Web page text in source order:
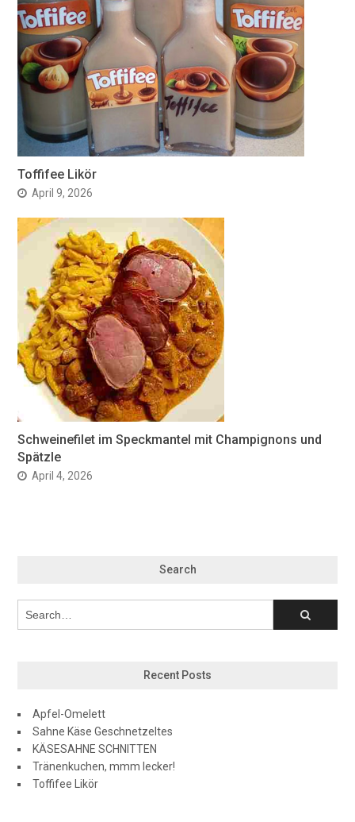
Toffifee Likör
April 9, 2026
Schweinefilet im Speckmantel mit Champignons und
Spätzle
April 4, 2026
Search
Recent Posts
Apfel-Omelett
Sahne Käse Geschnetzeltes
KÄSESAHNE SCHNITTEN
Tränenkuchen, mmm lecker!
Toffifee Likör